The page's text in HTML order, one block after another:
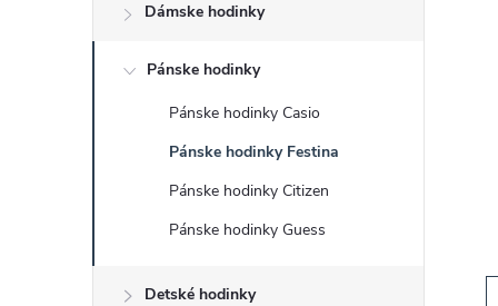
č
a
Dámske hodinky
Pánske hodinky
Pánske hodinky Casio
Pánske hodinky Festina
Pánske hodinky Citizen
Pánske hodinky Guess
Detské hodinky